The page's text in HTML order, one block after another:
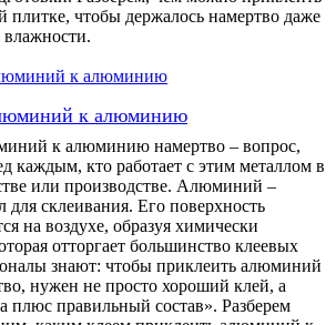
плитке, чтобы держалось намертво даже
к алюминию
к алюминию намертво – вопрос,
каждым, кто работает с этим металлом в
или производстве. Алюминий –
для склеивания. Его поверхность
на воздухе, образуя химически
отторгает большинство клеевых
знают: чтобы приклеить алюминий
нужен не просто хороший клей, а
плюс правильный состав». Разберем